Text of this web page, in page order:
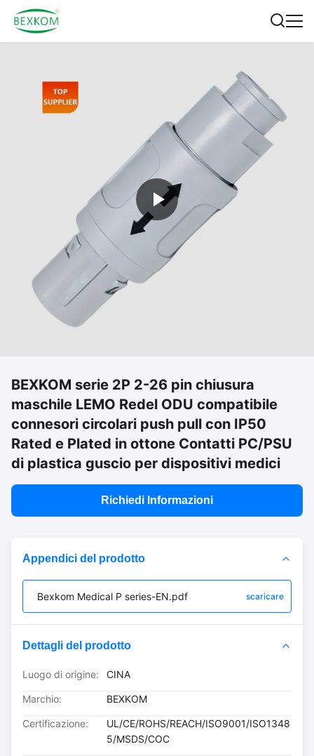
BEXKOM serie 2P 2-26 pin chiusura
maschile LEMO Redel ODU compatibile
connesori circolari push pull con IP50
Rated e Plated in ottone Contatti PC/PSU
di plastica guscio per dispositivi medici
Richiedi Informazioni
Appendici del prodotto
Bexkom Medical P series-EN.pdf scaricare
Dettagli del prodotto
Luogo di origine: CINA
Marchio: BEXKOM
Certificazione:
UL/CE/ROHS/REACH/ISO9001/ISO1348
5/MSDS/COC